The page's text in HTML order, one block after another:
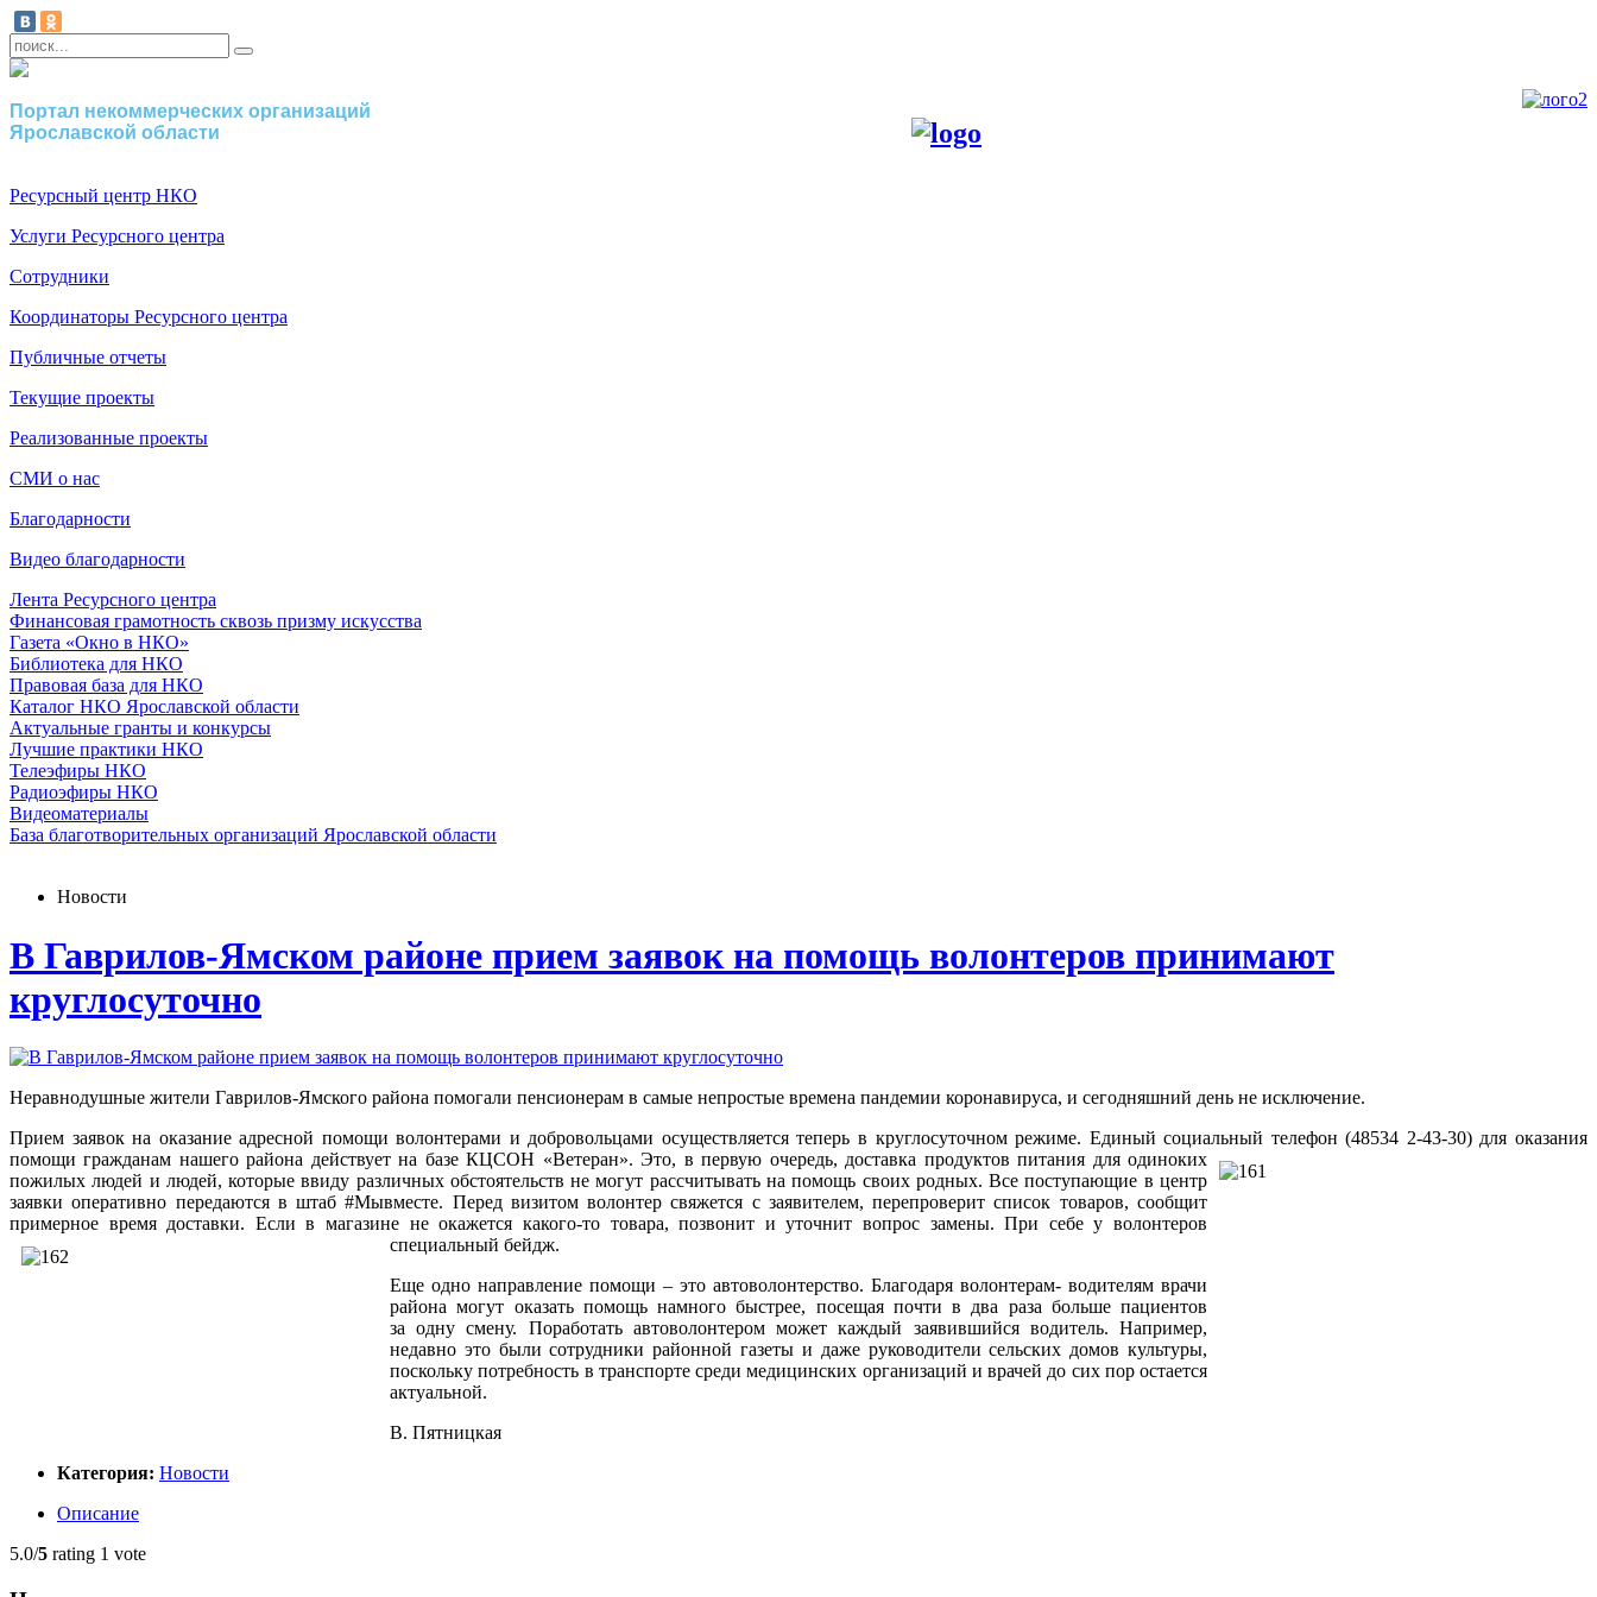
Портал некоммерческих организаций
Ярославской области
Ресурсный центр НКО
Услуги Ресурсного центра
Сотрудники
Координаторы Ресурсного центра
Публичные отчеты
Текущие проекты
Реализованные проекты
СМИ о нас
Благодарности
Видео благодарности
Лента Ресурсного центра
Финансовая грамотность сквозь призму искусства
Газета «Окно в НКО»
Библиотека для НКО
Правовая база для НКО
Каталог НКО Ярославской области
Актуальные гранты и конкурсы
Лучшие практики НКО
Телеэфиры НКО
Радиоэфиры НКО
Видеоматериалы
База благотворительных организаций Ярославской области
Новости
В Гаврилов-Ямском районе прием заявок на помощь волонтеров принимают
круглосуточно
Неравнодушные жители Гаврилов-Ямского района помогали пенсионерам в самые непростые времена пандемии коронавируса, и сегодняшний день не исключение.
Прием заявок на оказание адресной помощи волонтерами и добровольцами осуществляется теперь в круглосуточном режиме. Единый социальный телефон(48534 2-43-30)для оказания
помощи гражданам нашего района действует на базе КЦСОН «Ветеран».Это, в первую очередь, доставка продуктов питания для одиноких
пожилых людей и людей, которые ввиду различных обстоятельств не могут рассчитывать на помощь своих родных. Все поступающие в центр
заявки оперативно передаются в штаб #Мывместе. Перед визитом волонтер свяжется с заявителем, перепроверит список товаров, сообщит
примерное время доставки. Если в магазине не окажется какого-тотовара, позвонит и уточнит вопрос замены. При себе у волонтеров
специальный бейдж.
Еще одно направление помощи – это автоволонтерство. Благодаря волонтерам- водителям врачи
района могут оказать помощь намного быстрее, посещая почти в два раза больше пациентов
за одну смену. Поработать автоволонтером может каждый заявившийся водитель. Например,
недавно это были сотрудники районной газеты и даже руководители сельских домов культуры,
поскольку потребность в транспорте среди медицинских организаций и врачей до сих пор остается
актуальной.
В. Пятницкая
Категория: Новости
Описание
5.0/5 rating 1 vote